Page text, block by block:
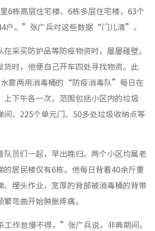
6栋高层住宅楼、6栋多层住宅楼，63个
户。”张广兵对这些数据“门儿清”。
在采买防护品等防疫物资时，屡屡碰壁。
货时，他便自己开车四处寻找物资。此
水雾两用消毒桶的“防疫消毒队”每日在
上下午各一次，范围包括小区内的垃圾
间、225个单元门、50多处垃圾收纳点等
队员们一起，早出晚归。两个小区均属老
的居民楼仅有6栋。他每日背着40余斤重
、埋头作业，宽厚的背部被消毒桶的背带
弯曲开始肿胀疼痛。
工作怠慢不得，”张广兵说，非典期间，